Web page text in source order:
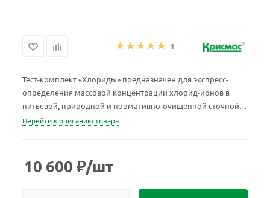
1
Тест-комплект «Хлориды» предназначен для экспресс-
определения массовой концентрации хлорид-ионов в
питьевой, природной и нормативно-очищенной сточной
воде (МВИ-02-144-09). Метод определения:
Перейти к описанию товара
10 600 ₽/шт